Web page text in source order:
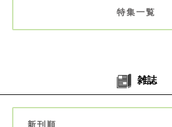
特集一覧
雑誌
新刊順